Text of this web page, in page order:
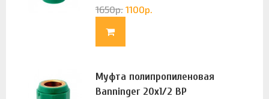
1650р. 1100р.
Муфта полипропиленовая
Banninger 20х1/2 ВР